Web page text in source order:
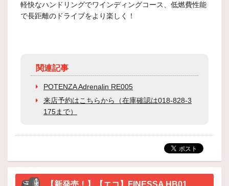
軽快なハンドリングでワインディングコース、低燃費性能
で長距離のドライブをより楽しく！
関連記事
POTENZA Adrenalin RE005
来店予約はこちらから（在庫確認は018-828-3
175まで）